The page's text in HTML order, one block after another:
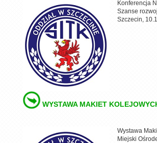
Konferencja
Szanse
Szczecin,
WYSTAWA MAKIET
Wystawa
Miejski